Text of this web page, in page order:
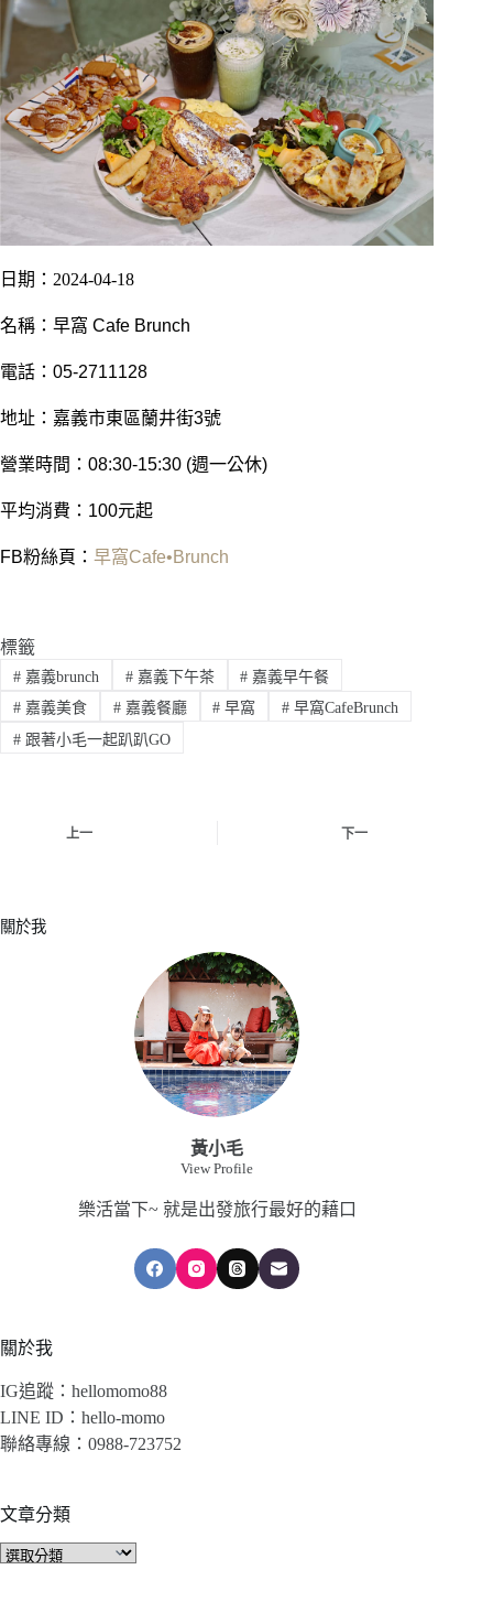
日期：2024-04-18
名稱：早窩 Cafe Brunch
電話：05-2711128
地址：嘉義市東區蘭井街3號
營業時間：08:30-15:30 (週一公休)
平均消費：100元起
FB粉絲頁： 早窩Cafe•Brunch
標籤
#嘉義brunch #嘉義下午茶 # 嘉義早午餐
#嘉義美食 #嘉義餐廳 # 早窩 # 早窩CafeBrunch
#跟著小毛一起趴趴GO
上一 下一
關於我
黃小毛
View Profile
樂活當下~ 就是出發旅行最好的藉口
關於我
IG追蹤：hellomomo88
LINE ID：hello-momo
聯絡專線：0988-723752
文章分類
文